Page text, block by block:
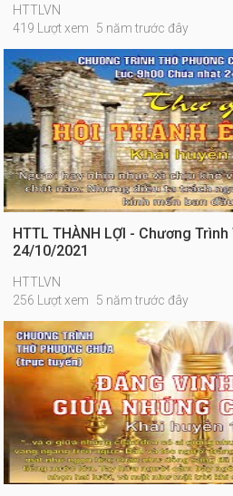
HTTLVN
419 Lượt xem
5 năm trước đây
HTTL THÀNH LỢI - Chương
24/10/2021
HTTLVN
256 Lượt xem
5 năm trước đây